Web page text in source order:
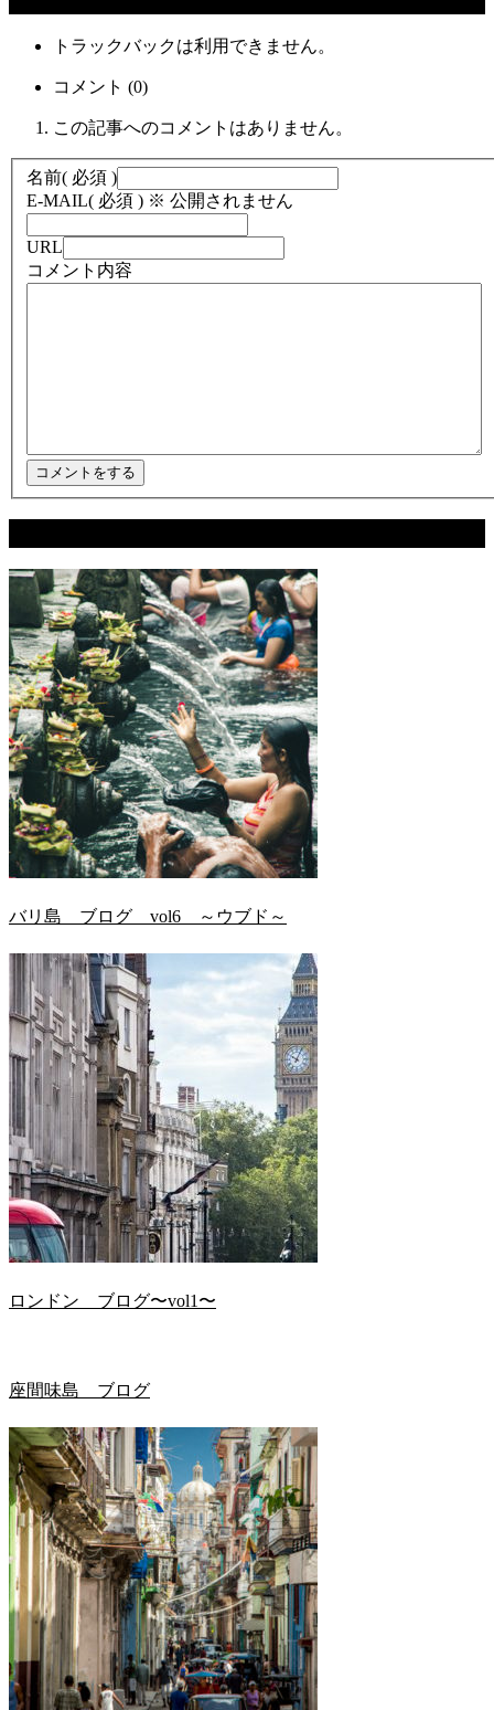
トラックバックは利用できません。
コメント (0)
この記事へのコメントはありません。
名前( 必須 )
E-MAIL( 必須 ) ※ 公開されません
URL
コメント内容
バリ島 ブログ vol6 ～ウブド～
ロンドン ブログ〜vol1〜
座間味島 ブログ